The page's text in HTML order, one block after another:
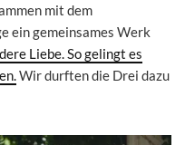
mit dem
ein gemeinsames Werk
Liebe. So gelingt es
Wir durften die Drei dazu